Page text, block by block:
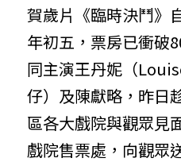
賀歲片《臨時決鬥》
年初五，票房已衝破
同主演王丹妮（
仔）及陳獻略，昨日
區各大戲院與觀眾見
戲院售票處，向觀眾